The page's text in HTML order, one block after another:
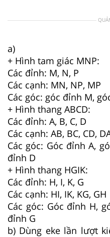
a)
+ Hình tam giác MNP:
Các đỉnh: M, N, P
Các cạnh: MN, NP, MP
Các góc: góc đỉnh M,
+ Hình thang ABCD:
Các đỉnh: A, B, C, D
Các cạnh: AB, BC, CD,
Các góc: Góc đỉnh A,
đỉnh D
+ Hình thang HGIK:
Các đỉnh: H, I, K, G
Các cạnh: HI, IK, KG, GH
Các góc: Góc đỉnh H,
đỉnh G
b) Dùng eke lần lượt